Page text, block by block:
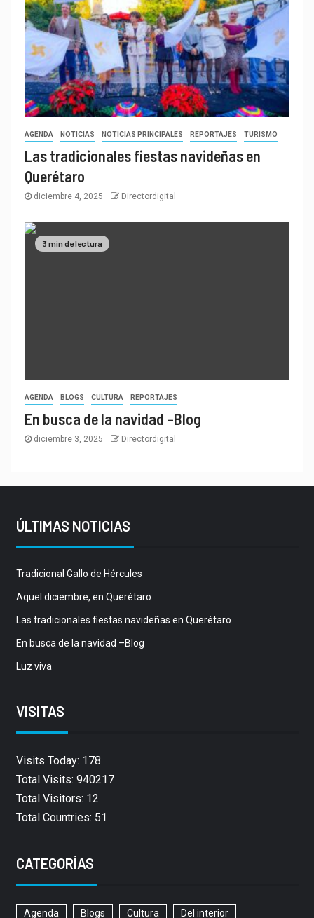
AGENDA NOTICIAS NOTICIAS PRINCIPALES REPORTAJES TURISMO
Las tradicionales fiestas navideñas en
Querétaro
diciembre 4, 2025 Directordigital
3 min de lectura
AGENDA BLOGS CULTURA REPORTAJES
En busca de la navidad –Blog
diciembre 3, 2025 Directordigital
ÚLTIMAS NOTICIAS
Tradicional Gallo de Hércules
Aquel diciembre, en Querétaro
Las tradicionales fiestas navideñas en Querétaro
En busca de la navidad –Blog
Luz viva
VISITAS
Visits Today: 178
Total Visits: 940217
Total Visitors: 12
Total Countries: 51
CATEGORÍAS
Agenda Blogs Cultura Del interior